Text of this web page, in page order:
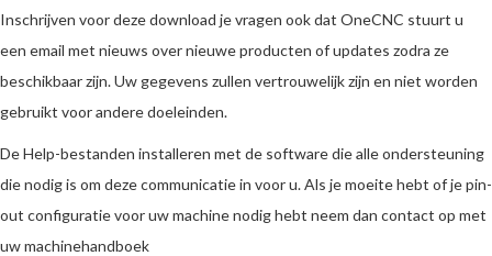
Inschrijven voor deze download je vragen ook dat OneCNC stuurt u
een email met nieuws over nieuwe producten of updates zodra ze
beschikbaar zijn. Uw gegevens zullen vertrouwelijk zijn en niet worden
gebruikt voor andere doeleinden.
De Help-bestanden installeren met de software die alle ondersteuning
die nodig is om deze communicatie in voor u. Als je moeite hebt of je pin-
out configuratie voor uw machine nodig hebt neem dan contact op met
uw machinehandboek